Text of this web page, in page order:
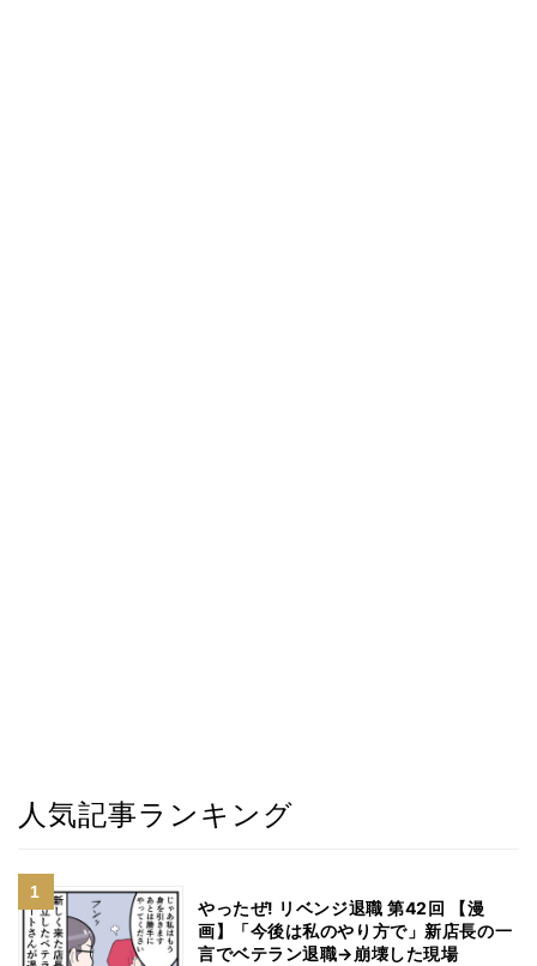
人気記事ランキング
やったぜ! リベンジ退職 第42回 【漫
画】「今後は私のやり方で」新店長の一
言でベテラン退職→崩壊した現場